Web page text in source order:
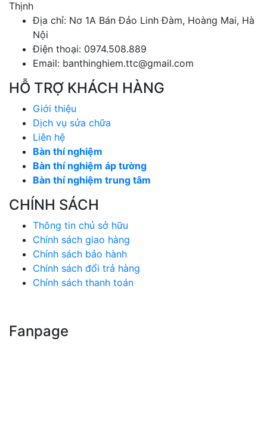
Thịnh
Địa chỉ: Nơ 1A Bán Đảo Linh Đàm, Hoàng Mai, Hà
Nội
Điện thoại: 0974.508.889
Email: banthinghiem.ttc@gmail.com
HỖ TRỢ KHÁCH HÀNG
Giới thiệu
Dịch vụ sửa chữa
Liên hệ
Bàn thí nghiệm
Bàn thí nghiệm áp tường
Bàn thí nghiệm trung tâm
CHÍNH SÁCH
Thông tin chủ sở hữu
Chính sách giao hàng
Chính sách bảo hành
Chính sách đổi trả hàng
Chính sách thanh toán
Fanpage